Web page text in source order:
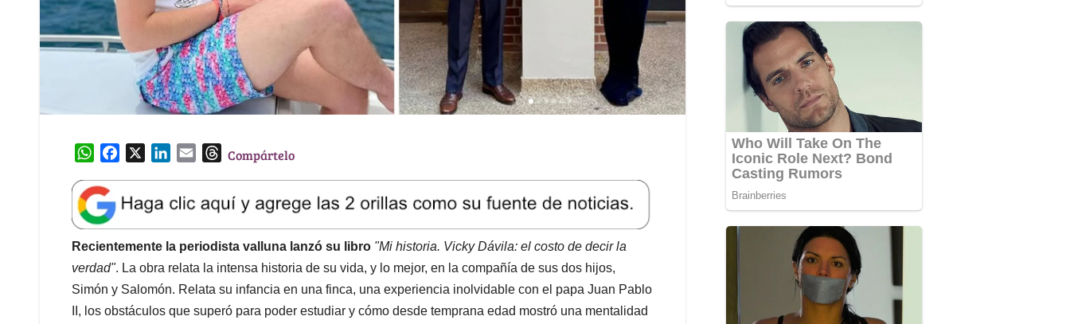
W
a
t
s
A
p
p
e
b
o
o
k
k
e
d
I
n
l
T
e
a
d
s
Compártelo
Recientemente la periodista valluna lanzó su libro "Mi historia. Vicky Dávila: el costo de decir la
verdad". La obra relata la intensa historia de su vida, y lo mejor, en la compañía de sus dos hijos,
Simón y Salomón. Relata su infancia en una finca, una experiencia inolvidable con el papa Juan Pablo
II, los obstáculos que superó para poder estudiar y cómo desde temprana edad mostró una mentalidad